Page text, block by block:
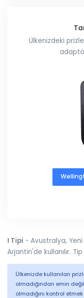
Ülkenizdeki
I Tipi - Avustralya,
Arjantin'de kullanılır.
Ülkenizde kullanılan
olmadığından emin
olmadığını kontrol